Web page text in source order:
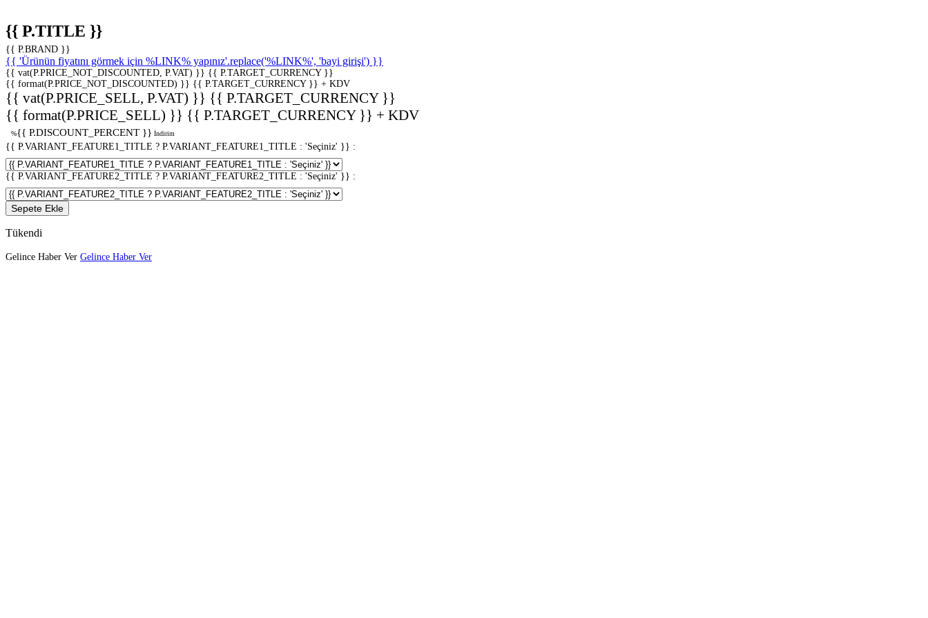
{{ P.TITLE }}
{{ P.BRAND }}
{{ 'Ürünün fiyatını görmek için %LINK% yapınız'.replace('%LINK%', 'bayi girişi') }}
{{ vat(P.PRICE_NOT_DISCOUNTED, P.VAT) }} {{ P.TARGET_CURRENCY }}
{{ format(P.PRICE_NOT_DISCOUNTED) }} {{ P.TARGET_CURRENCY }} + KDV
{{ vat(P.PRICE_SELL, P.VAT) }} {{ P.TARGET_CURRENCY }}
{{ format(P.PRICE_SELL) }} {{ P.TARGET_CURRENCY }} + KDV
%{{ P.DISCOUNT_PERCENT }} İndirim
{{ P.VARIANT_FEATURE1_TITLE ? P.VARIANT_FEATURE1_TITLE : 'Seçiniz' }} :
{{ P.VARIANT_FEATURE2_TITLE ? P.VARIANT_FEATURE2_TITLE : 'Seçiniz' }} :
Sepete Ekle
Tükendi
Gelince Haber Ver Gelince Haber Ver